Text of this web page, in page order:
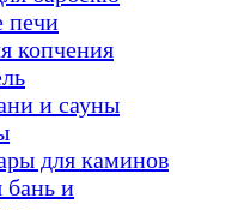
печи
копчения
и сауны
для каминов
бань и